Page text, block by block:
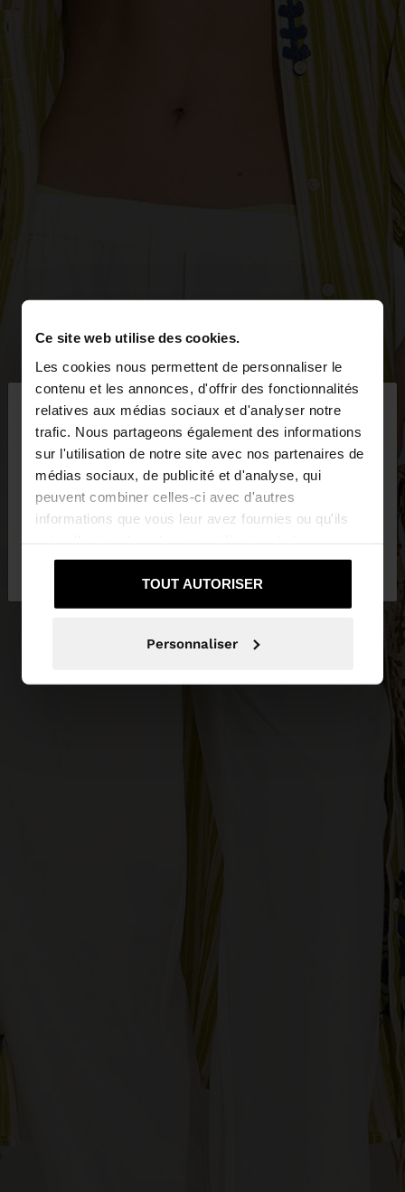
Ce site web utilise des cookies.
Les cookies nous permettent de personnaliser le
contenu et les annonces, d'offrir des fonctionnalités
relatives aux médias sociaux et d'analyser notre
trafic. Nous partageons également des informations
sur l'utilisation de notre site avec nos partenaires de
médias sociaux, de publicité et d'analyse, qui
peuvent combiner celles-ci avec d'autres
informations que vous leur avez fournies ou qu'ils
services.
TOUT AUTORISER
Personnaliser
bonjour ×
Vous accédez au site depuis Suisse. Voulez-vous
parcourir notre site au United States?